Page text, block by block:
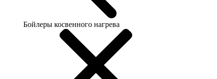
Бойлеры косвенного нагрева